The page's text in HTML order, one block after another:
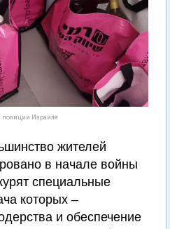
полиции Израиля
жителей
в начале войны
специальные
которых –
и обеспечение